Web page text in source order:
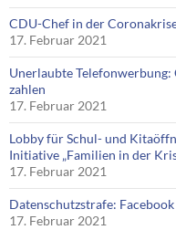
CDU-Chef in der
17. Februar 2021
Unerlaubte
zahlen
17. Februar 2021
Lobby für Schul- und
Initiative „Familien in der
17. Februar 2021
Datenschutzstrafe:
17. Februar 2021